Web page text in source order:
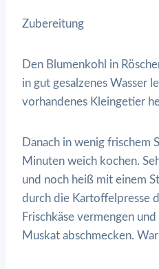
Zubereitung
Den Blumenkohl in
in gut gesalzenes Wasser
vorhandenes Kleingetier
Danach in wenig frischem
Minuten weich kochen.
und noch heiß mit einem
durch die Kartoffelpresse
Frischkäse vermengen
Muskat abschmecken.